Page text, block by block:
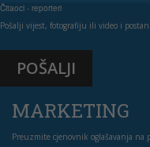
Čitaoci - reporteri
Pošalji vijest, fotografiju ili video i
POŠALJI
MARKETING
Preuzmite cjenovnik oglašavanja na